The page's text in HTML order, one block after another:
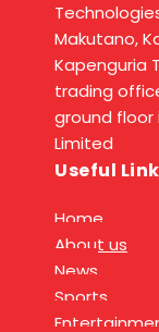
Makutano,
Kapenguria
trading
ground floor
Limited
Useful
Home
About us
News
Sports